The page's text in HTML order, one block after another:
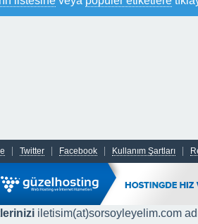
Twitter Facebook Kullanım Şartları
iletisim(at)sorsoyleyelim.com